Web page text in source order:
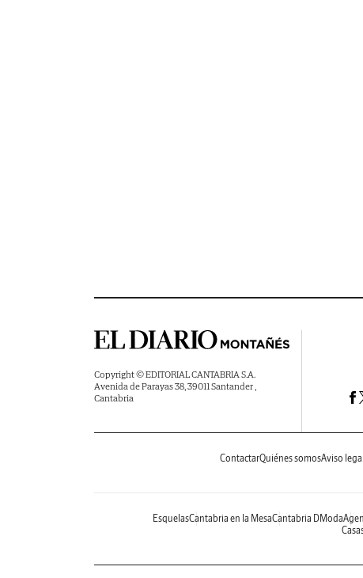
Copyright © EDITORIAL CANTABRIA S.A.
Avenida de Parayas 38, 39011 Santander ,
Cantabria
ContactarQuiénes somosAviso legal
EsquelasCantabria en la MesaCantabria DModa